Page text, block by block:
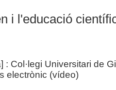
i l'educació
: Col·legi Universitari de
electrònic (vídeo)